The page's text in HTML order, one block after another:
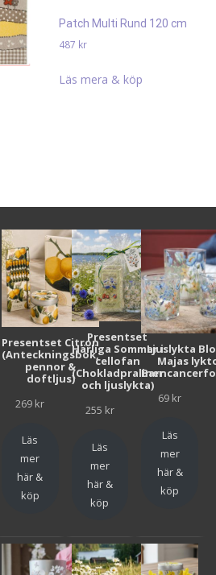
Patch Multi Rund 120 cm
487 kr
Läs mera & köp
Presentset Citron
(Anteckningsbok,
pennor &
doftljus)
269 kr
Läs
mer
här &
köp
Presentset
Härliga Sommar i
cellofan
(Chokladpraliner
och ljuslykta)
255 kr
Läs
mer
här &
köp
Ljuslykta
Majas
69 kr
Läs
mer
här &
köp